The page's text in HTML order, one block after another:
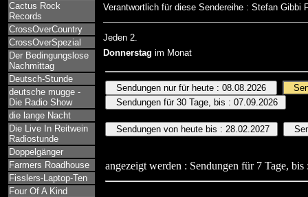
Cactus Rock
Records
CrossOverCountry
CrossOverSpezial
Der Bedingungslose
Nachmittag
Deutsch-Stunde
deutsche mugge -
Die Radio Show
die lange Nacht
Die Live In Reitwein
Radiostunde
Doppelgänger
Farmers Roadhouse
Fisslers-Laptop-Ten
Four Of A Kind
Verantwortlich für diese Sendereihe : Stefan Gibbi
Jeden 2.
Donnerstag im Monat
angezeigt werden : Sendungen für 7 Tage, bis